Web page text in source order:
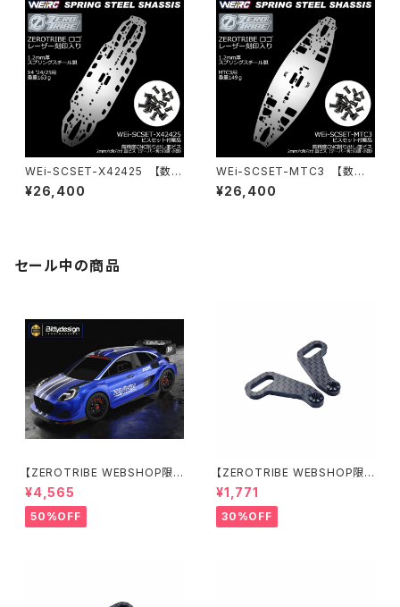
WEi-SCSET-X42425 【数量
限定】スプリングスチールシャー
シ＆ビスセット X4 24/25用
¥26,400
WEi-SCSET-MTC3 【数量
限定】スプリングスチールシャー
シ＆ビスセット MTC3用
¥26,400
セール中の商品
【ZEROTRIBE WEBSHOP限
定価格】BDRX-190P10R P1
0R クリアーボディ 1/10 ラリー
190mm ライトウェイト
¥4,565
50%OFF
【ZEROTRIBE WEBSHOP限
定価格】RCM-X4-CSAR カ
ーボンリアステアリングアームセ
ット XRAY X4用
¥1,771
30%OFF